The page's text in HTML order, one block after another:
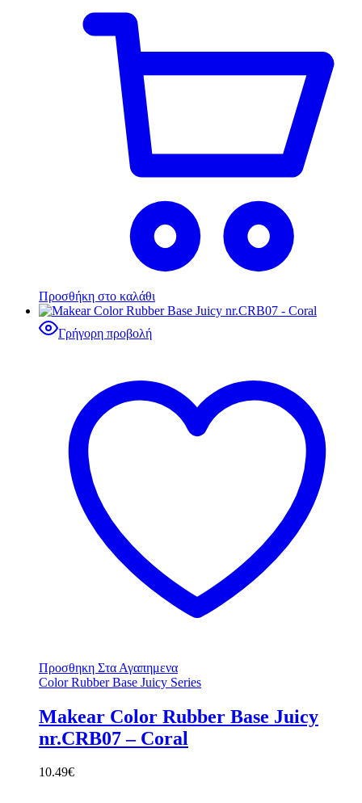
Προσθήκη στο καλάθι
Γρήγορη προβολή
Προσθηκη Στα Αγαπημενα
Color Rubber Base Juicy Series
Makear Color Rubber Base Juicy
nr.CRB07 – Coral
10.49€